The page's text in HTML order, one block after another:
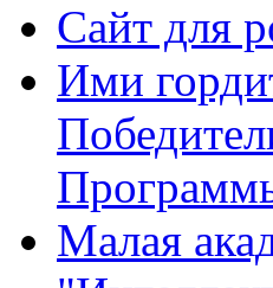
Сайт для
Ими
Малая